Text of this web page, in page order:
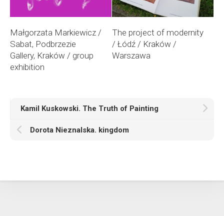
Małgorzata Markiewicz /
Sabat, Podbrzezie
Gallery, Kraków / group
exhibition
The project of modernity
/ Łódź / Kraków /
Warszawa
Kamil Kuskowski. The Truth of Painting
Dorota Nieznalska. kingdom